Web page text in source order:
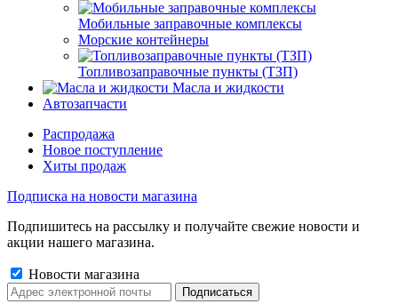
Мобильные заправочные комплексы
Морские контейнеры
Топливозаправочные пункты (ТЗП)
Масла и жидкости
Автозапчасти
Распродажа
Новое поступление
Хиты продаж
Подписка на новости магазина
Подпишитесь на рассылку и получайте свежие новости и
акции нашего магазина.
Новости магазина